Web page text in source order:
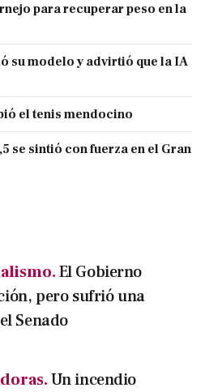
para recuperar peso en la
su modelo y advirtió que la IA
el tenis mendocino
se sintió con fuerza en el Gran
El Gobierno
pero sufrió una
Senado
Un incendio